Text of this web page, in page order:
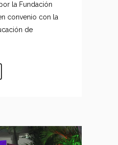
la Fundación
convenio con la
de